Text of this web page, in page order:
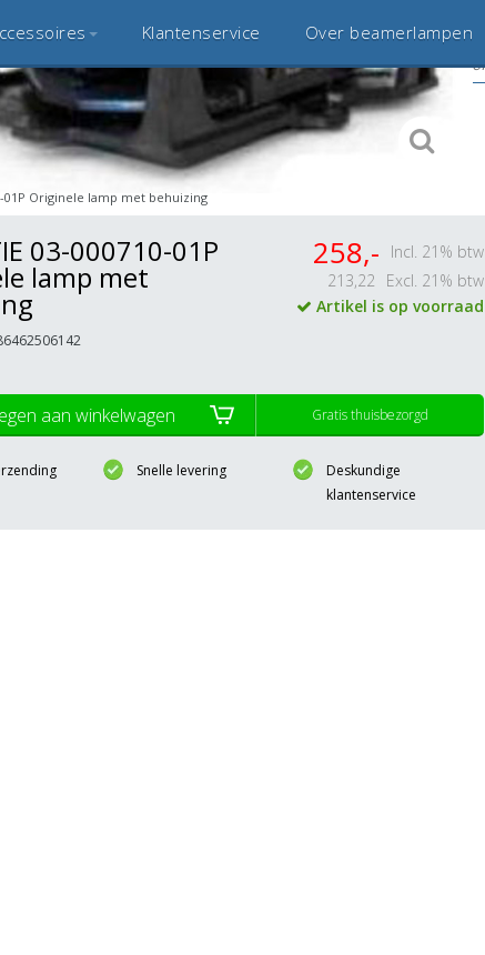
Klantbeoordeling 9,0
Bekijk alle 1000+ reviews
Klantenservice Over beamerlampen
kwaliteitsproducten 20 jaar betrouwbaar en ervaren
01P Originele lamp met behuizing
03-000710-01P
lamp met
258,-
Incl. 21% btw
213,22
Excl. 21% btw
Artikel is op voorraad
aan winkelwagen Gratis thuisbezorgd
Snelle levering
Deskundige
klantenservice